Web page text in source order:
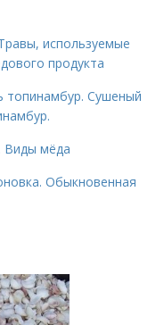
используемые
продукта
топинамбур. Сушеный
Виды мёда
Обыкновенная